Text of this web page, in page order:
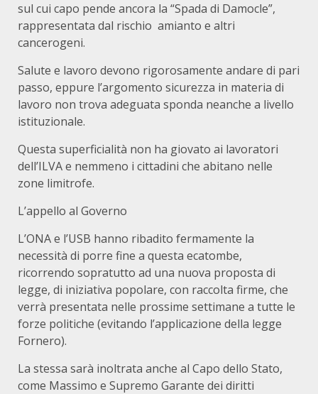
sul cui capo pende ancora la “Spada di Damocle”,
rappresentata dal rischio amianto e altri
cancerogeni.
Salute e lavoro devono rigorosamente andare di pari
passo, eppure l’argomento sicurezza in materia di
lavoro non trova adeguata sponda neanche a livello
istituzionale.
Questa superficialità non ha giovato ai lavoratori
dell’ILVA e nemmeno i cittadini che abitano nelle
zone limitrofe.
L’appello al Governo
L’ONA e l’USB hanno ribadito fermamente la
necessità di porre fine a questa ecatombe,
ricorrendo sopratutto ad una nuova proposta di
legge, di iniziativa popolare, con raccolta firme, che
verrà presentata nelle prossime settimane a tutte le
forze politiche (evitando l’applicazione della legge
Fornero).
La stessa sarà inoltrata anche al Capo dello Stato,
come Massimo e Supremo Garante dei diritti